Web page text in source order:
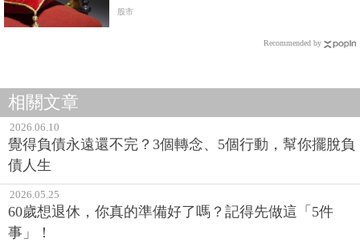
股市
Recommended by
相關文章
2026.06.10
覺得負債永遠還不完？3個轉念、5個行動，幫你擺脫負
債人生
2026.05.25
60歲想退休，你真的準備好了嗎？記得先做這「5件
事」！